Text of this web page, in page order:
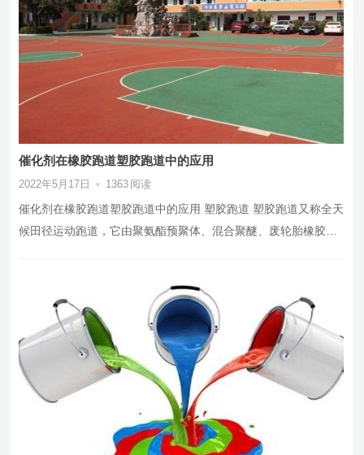
催化剂在橡胶跑道塑胶跑道中的应用
2022年5月17日 • 1363 阅读
催化剂在橡胶跑道塑胶跑道中的应用 塑胶跑道 塑胶跑道又称全天
候田径运动跑道，它由聚氨酯预聚体、混合聚醚、废轮胎橡胶、